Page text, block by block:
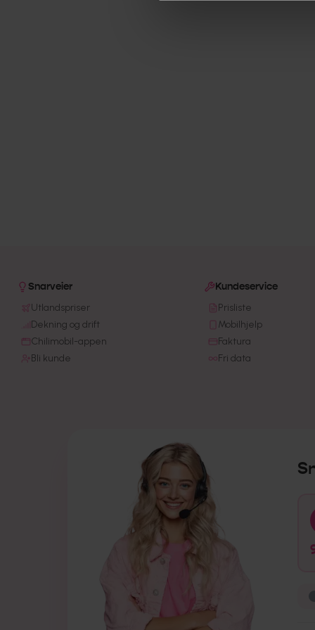
Snarveier
Utlandspriser
Dekning og drift
Chilimobil-appen
Bli kunde
Kundeservice
Prisliste
Mobilhjelp
Faktura
Fri data